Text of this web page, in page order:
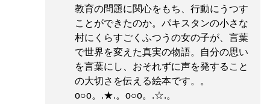
教育の問題に関心をもち、行動にうつす
ことができたのか。パキスタンの小さな
村にくらすごくふつうの女の子が、言葉
で世界を変えた真実の物語。自分の思い
を言葉にし、おそれずに声を発すること
の大切さを伝える絵本です。。
o○o。.★.。o○o。.☆.。